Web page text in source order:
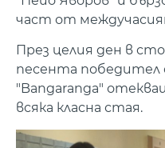
част от
През целия ден в
песента победител
"Bangaranga"
всяка класна стая.